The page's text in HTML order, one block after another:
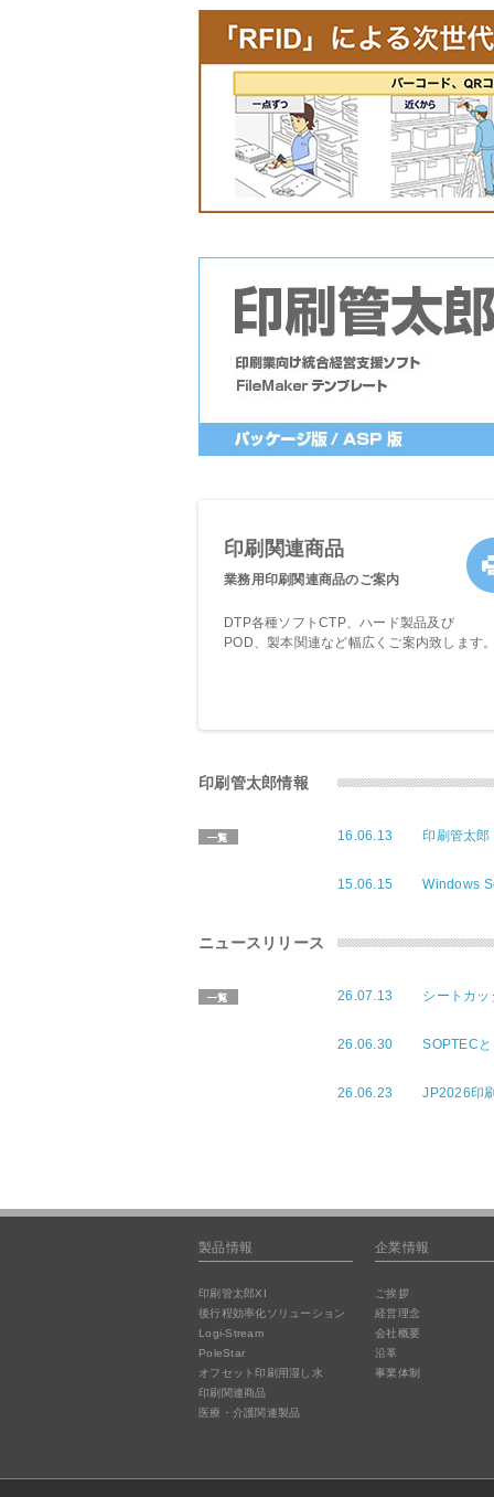
印刷関連商品
業務用印刷関連商品のご案内
DTP各種ソフトCTP、ハード製品及び
POD、製本関連など幅広くご案内致します
印刷管太郎情報
16.06.13 印刷管太
15.06.15 Windows
ニュースリリース
26.07.13 シートカ
26.06.30 SOPTEC
26.06.23 JP2026印
製品情報
印刷管太郎XI
後行程効率化ソリューション
Logi-Stream
PoleStar
オフセット印刷用湿し水
印刷関連商品
医療・介護関連製品
企業情報
ご挨拶
経営理念
会社概要
沿革
事業体制